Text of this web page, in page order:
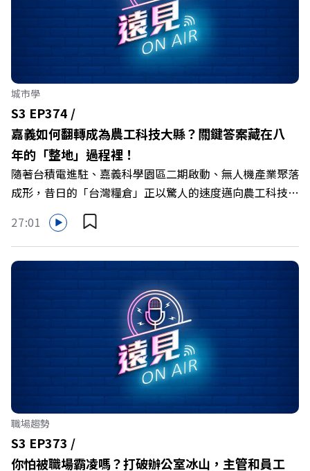
城市學
S3 EP374 /
嘉義如何翻轉成為農工科技大縣？關鍵答案藏在八
年的「整地」過程裡！
隨著台積電進駐、嘉義科學園區二期啟動、無人機產業聚落
成形，昔日的「台灣糧倉」正以驚人的速度邁向農工科技大
縣。在智慧農業、精品農產與「嘉義優鮮」品牌同步升級的
推動下，嘉義縣政府成功打破過往傳統農業縣的侷限，讓返
鄉子弟不僅能「回得來、留得下、活得好」，更為地方累積
迎向黃金十年的發展動能。 本集《遠見ON AIR》邀請嘉義
縣長翁章梁、立法委員蔡易餘、財信傳媒集團董事長謝金
河、紙風車劇團創辦人李永豐、以及嘉義縣人力發展所所長
許喻理。帶你深入剖析《嘉義被看見了》書中收錄的八年轉
型故事，讀懂這段洗天換地的歷程，並共同看見下一個黃金
十年的發展藍圖！ 🔺翁章梁縣長如何攜手團隊，在大牌林
立的科技版圖中搶先卡位亞創中心？🔺品牌如何雙重升級，
化傳統作物為高價值的精品品牌？🔺如何將自身的失敗學，
轉化為凝聚團隊與縣民認同感的力量？🔺在迎向黃金十年的
新局下，嘉義如何打造子弟能安心安居的未來？ 主持人／
遠見雜誌副社長兼遠見智庫總編輯 李建興 與談人／嘉義縣
27:01
職場趨勢
S3 EP373 /
你怕被職場霸凌嗎？打破辦公室冰山，主管和員工